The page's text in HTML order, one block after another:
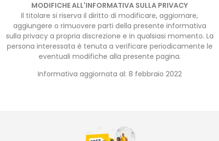
MODIFICHE ALL'INFORMATIVA SULLA PRIVACY
Il titolare si riserva il diritto di modificare, aggiornare,
aggiungere o rimuovere parti della presente informativa
sulla privacy a propria discrezione e in qualsiasi momento. La
persona interessata è tenuta a verificare periodicamente le
eventuali modifiche alla presente pagina.
Informativa aggiornata al: 8 febbraio 2022